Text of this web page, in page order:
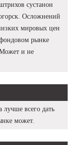
сустанон
Осложнений
мировых цен
рынке
Может и не
лучше всего дать
может.